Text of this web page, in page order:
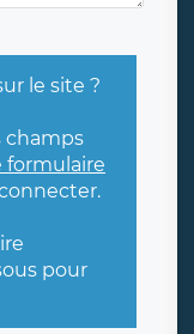
le site ?
champs
formulaire
pour